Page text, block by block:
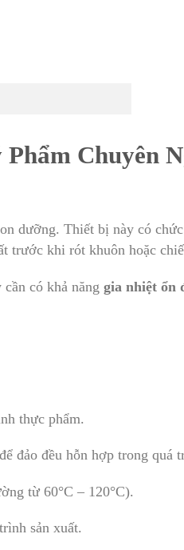
Chuyên
dưỡng. Thiết bị này có
trước khi rót khuôn hoặc
có khả năng gia nhiệt ổn
thực phẩm.
đảo đều hỗn hợp trong quá
từ 60°C – 120°C).
sản xuất.